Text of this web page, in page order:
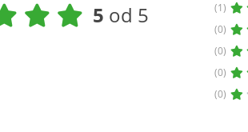
5 od 5
(1)
(0)
(0)
(0)
(0)